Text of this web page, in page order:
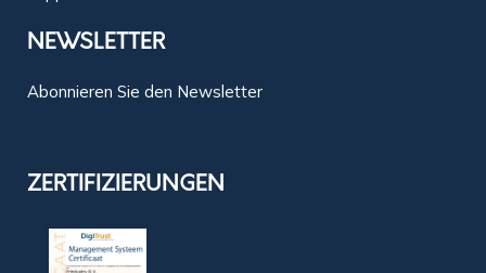
NEWSLETTER
Abonnieren Sie den Newsletter
ZERTIFIZIERUNGEN